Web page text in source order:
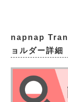
napnap
ョルダー詳細